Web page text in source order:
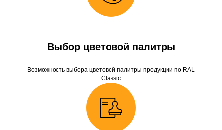
Выбор цветовой палитры
Возможность выбора цветовой палитры продукции по RAL
Classic